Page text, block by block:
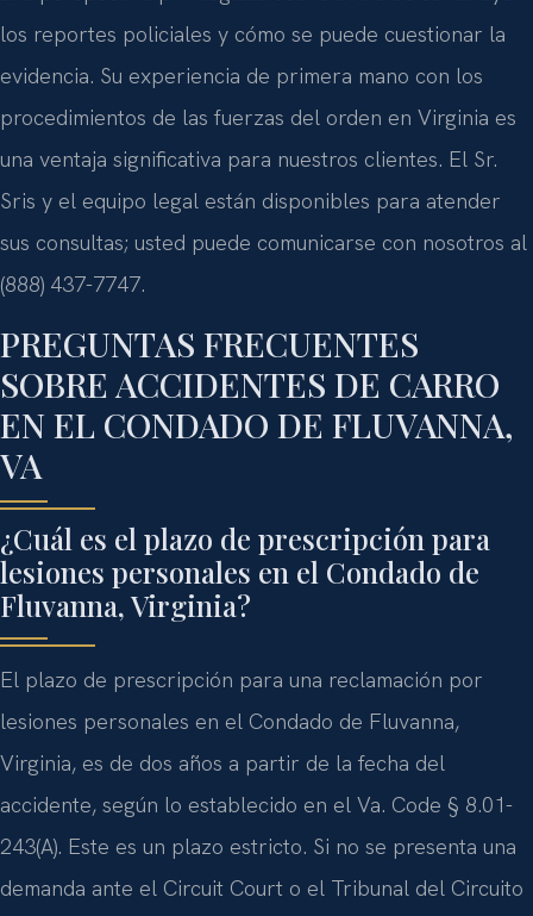
los reportes policiales y cómo se puede cuestionar la
evidencia. Su experiencia de primera mano con los
procedimientos de las fuerzas del orden en Virginia es
una ventaja significativa para nuestros clientes. El Sr.
Sris y el equipo legal están disponibles para atender
sus consultas; usted puede comunicarse con nosotros al
(888) 437-7747.
PREGUNTAS FRECUENTES
SOBRE ACCIDENTES DE CARRO
EN EL CONDADO DE FLUVANNA,
VA
¿Cuál es el plazo de prescripción para
lesiones personales en el Condado de
Fluvanna, Virginia?
El plazo de prescripción para una reclamación por
lesiones personales en el Condado de Fluvanna,
Virginia, es de dos años a partir de la fecha del
accidente, según lo establecido en el Va. Code § 8.01-
243(A). Este es un plazo estricto. Si no se presenta una
demanda ante el Circuit Court o el Tribunal del Circuito